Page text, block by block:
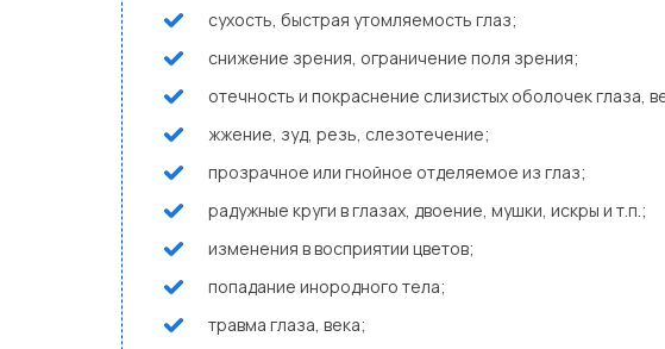
сухость, быстрая утомляемость глаз;
снижение зрения, ограничение поля зрения;
отечность и покраснение слизистых оболочек глаза,
жжение, зуд, резь, слезотечение;
прозрачное или гнойное отделяемое из глаз;
радужные круги в глазах, двоение, мушки, искры и т.п.;
изменения в восприятии цветов;
попадание инородного тела;
травма глаза, века;